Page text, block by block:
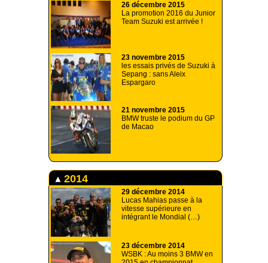
26 décembre 2015
La promotion 2016 du Junior
Team Suzuki est arrivée !
23 novembre 2015
les essais privés de Suzuki à
Sepang : sans Aleix
Espargaro
21 novembre 2015
BMW truste le podium du GP
de Macao
2014
29 décembre 2014
Lucas Mahias passe à la
vitesse supérieure en
intégrant le Mondial (…)
23 décembre 2014
WSBK : Au moins 3 BMW en